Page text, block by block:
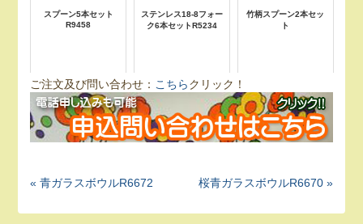
スプーン5本セット
R9458
ステンレス18-8フォー
ク6本セットR5234
竹柄スプーン2本セッ
ト
ご注文及び問い合わせ： こちらクリック！
« 青ガラスボウルR6672 桜青ガラスボウルR6670 »